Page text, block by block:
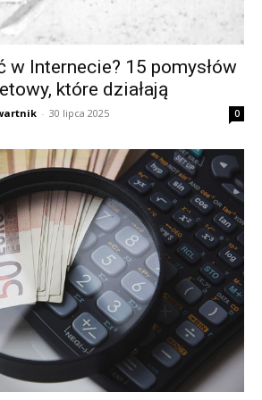
w Internecie? 15 pomysłów
które działają
- 30 lipca 2025 0